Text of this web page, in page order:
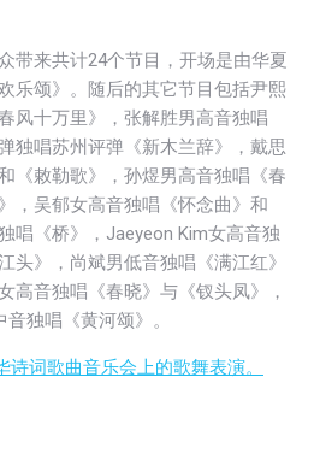
带来共计24个节目，开场是由华夏
乐颂》。随后的其它节目包括尹熙
风十万里》，张解胜男高音独唱
独唱苏州评弹《新木兰辞》，戴思
《敕勒歌》，孙煜男高音独唱《春
，吴郁女高音独唱《怀念曲》和
唱《桥》，Jaeyeon Kim女高音独
头》，尚斌男低音独唱《满江红》
高音独唱《春晓》与《钗头凤》，
独唱《黄河颂》。
诗词歌曲音乐会上的歌舞表演。